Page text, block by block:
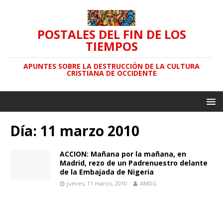
POSTALES DEL FIN DE LOS
TIEMPOS
APUNTES SOBRE LA DESTRUCCIÓN DE LA CULTURA
CRISTIANA DE OCCIDENTE
Día: 11 marzo 2010
ACCION: Mañana por la mañana, en
Madrid, rezo de un Padrenuestro delante
de la Embajada de Nigeria
jueves, 11 marzo, 2010 AMDG